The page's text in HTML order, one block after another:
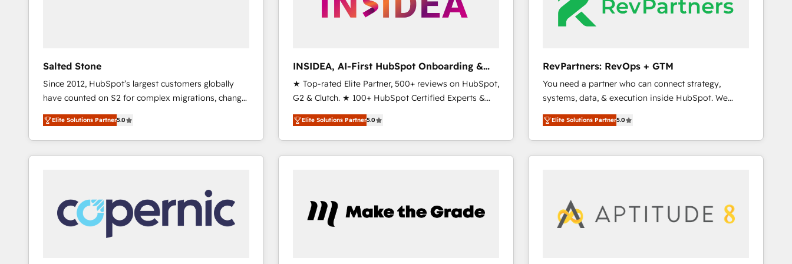
Salted Stone
Since 2012, HubSpot’s largest customers globally
have counted on S2 for complex migrations, change
management, systems integration, and creative
solutions that deliver measurable impact and
transform brand experiences As one of the few full-
service creative agencies in the HubSpot
regionalized HubSpot websites, integrated
marketing campaigns, & RevOps frameworks that
fuel long-term success We connect the entire
customer lifecycle through seamless integrations,
Elite Solutions Partner5.0
INSIDEA, AI-First HubSpot Onboarding &
RevOps
★ Top-rated Elite Partner, 500+ reviews on HubSpot,
G2 & Clutch. ★ 100+ HubSpot Certified Experts &
Trainers across the team ★ 1,500+ implementations
across five continents ★ AI-First, RevOps-led,
Onboarding obsessed ★ Company of the Year
2024/25 INSIDEA helps growing companies turn
your time zone. What we do ➤ Onboarding: Live in
weeks, with workflows built around your business,
Elite Solutions Partner5.0
RevPartners: RevOps + GTM
You need a partner who can connect strategy,
systems, data, & execution inside HubSpot. We
bridge the gap where most agencies fall short by
combining GTM strategy with technical execution to
solve the right problem with the right solution. As the
only firm in the world to hold Elite Partner
market execution. Why B2B Businesses Choose RP: -
Secure: Soc2 compliant 🛡️ - Pricing: Implementations
Elite Solutions Partner5.0